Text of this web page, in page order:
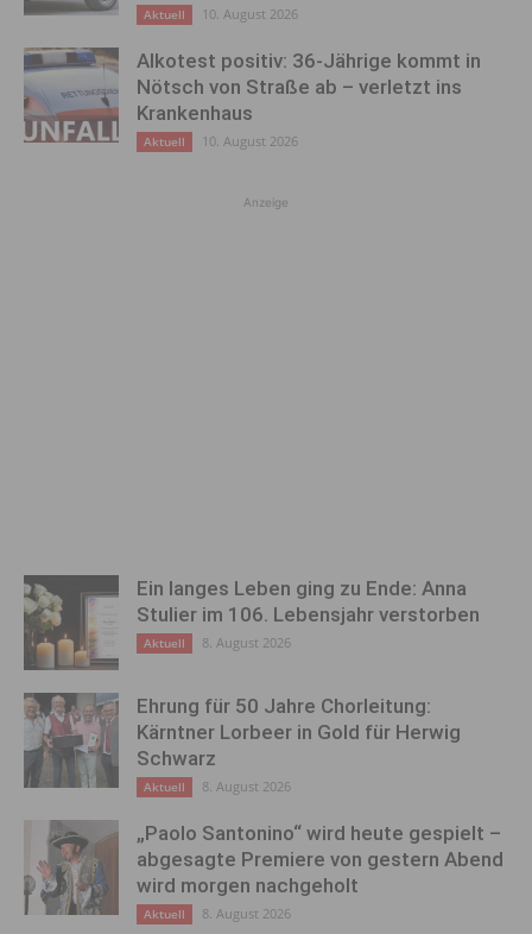
Aktuell 10. August 2026
Alkotest positiv: 36-Jährige kommt in
Nötsch von Straße ab – verletzt ins
Krankenhaus
Aktuell 10. August 2026
Anzeige
Ein langes Leben ging zu Ende: Anna
Stulier im 106. Lebensjahr verstorben
Aktuell 8. August 2026
Ehrung für 50 Jahre Chorleitung:
Kärntner Lorbeer in Gold für Herwig
Schwarz
Aktuell 8. August 2026
„Paolo Santonino“ wird heute gespielt –
abgesagte Premiere von gestern Abend
wird morgen nachgeholt
Aktuell 8. August 2026